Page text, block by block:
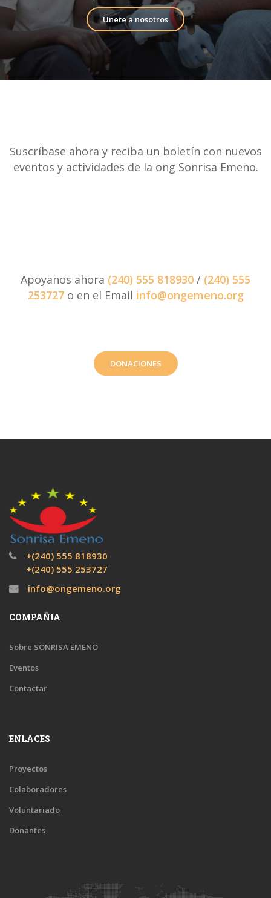
Unete a nosotros
Suscríbase ahora y reciba un boletín con nuevos
eventos y actividades de la ong Sonrisa Emeno.
Apoyanos ahora (240) 555 818930 / (240) 555
253727o en el Email info@ongemeno.org
DONACIONES
+(240) 555 818930
+(240) 555 253727
info@ongemeno.org
COMPAÑIA
Sobre SONRISA EMENO
Eventos
Contactar
ENLACES
Proyectos
Colaboradores
Voluntariado
Donantes